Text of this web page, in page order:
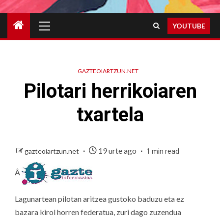
Menu
YOUTUBE
GAZTEOIARTZUN.NET
Pilotari herrikoiaren
txartela
gazteoiartzun.net 19 urte ago 1 min read
Â
Lagunartean pilotan aritzea gustoko baduzu eta ez
bazara kirol horren federatua, zuri dago zuzendua